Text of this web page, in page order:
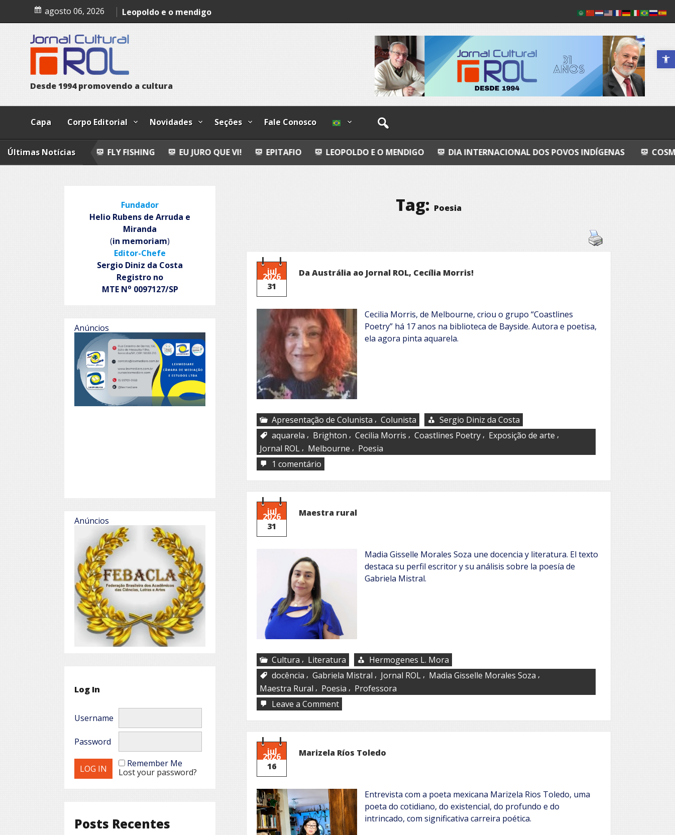
Abrir a
content
agosto 06, 2026
Epitafio
Leopoldo e o mendigo
Dia Internacional dos Povos
Desde1994 promovendo a cultura
Capa Corpo Editorial Novidades Seções Fale Conosco
Últimas Notícias
FLY FISHING EU JURO QUE VI! EPITAFIO LEOPOLDO E O MENDIGO DIA INTERNACIONAL DOS POVOS INDÍGENAS COSMOS
Tag: Poesia
jul
2026
31
Da Austrália ao Jornal ROL, Cecília Morris!
Cecilia Morris, de Melbourne, criou o grupo “Coastlines
Poetry” há 17 anos na biblioteca de Bayside. Autora e poetisa,
ela agora pinta aquarela.
Apresentação de Colunista , Colunista
Sergio Diniz da Costa
aquarela , Brighton , Cecilia Morris , Coastlines Poetry , Exposição de arte ,
Jornal ROL , Melbourne , Poesia
1 comentário
Da
Austrália
ao
ROL,
Cecília
jul
2026
31
Maestra rural
Madia Gisselle Morales Soza une docencia y literatura. El texto
destaca su perfil escritor y su análisis sobre la poesía de
Gabriela Mistral.
Cultura , Literatura
Hermogenes L. Mora
docência , Gabriela Mistral , Jornal ROL , Madia Gisselle Morales Soza ,
Maestra Rural , Poesia , Professora
Leave a Commenton
Maestra
rural
jul
2026
16
Marizela Ríos Toledo
Entrevista com a poeta mexicana Marizela Rios Toledo, uma
poeta do cotidiano, do existencial, do profundo e do
intrincado, com significativa carreira poética.
Fundador
Helio Rubens de Arruda e
Miranda
(in memoriam)
Editor-Chefe
Sergio Diniz da Costa
Registro no
MTE No 0097127/SP
Anúncios
Anúncios
Log In
Username
Password
Remember Me
Lost your password?
Posts Recentes